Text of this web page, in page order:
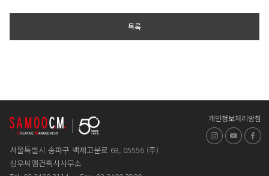
목록
서울특별시 송파구 백제고분로 69, 05556 (주)
삼우씨엠건축사사무소
개인정보처리방침
인스타그램
유튜브페